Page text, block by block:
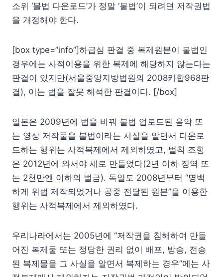
소위 ‘불법 다운로드’가 정말 ‘불법’이 되려면 저작권법
을 개정해야 한다.
[box type=”info”]하급심 판결 중 복제원본이 불법인
경우에는 사적이용을 위한 복제에 해당하지 않는다는
판결이 있지만(서울중앙지방법원의 2008카합968판
결), 이는 법을 잘못 해석한 판결이다. [/box]
일본은 2009년에 법을 바꿔 불법 업로드된 음악 또
는 영상 저작물을 불법이라는 사실을 알면서 다운로
드하는 행위는 사적복제에서 제외하였고, 벌칙 조항
은 2012년에 와서야 새로 만들었다(2년 이하 징역 또
는 2천만엔 이하의 벌금). 독일도 2008년부터 “명백
하게 위법 제작되었거나 공중 전달된 원본”을 이용한
행위는 사적복제에서 제외하였다.
우리나라에서는 2005년에 “저작권을 침해하여 만들
어진 복제물 또는 정당한 권리 없이 배포, 방송, 전송
된 복제물을 그 사실을 알면서 복제하는 경우”에는 사